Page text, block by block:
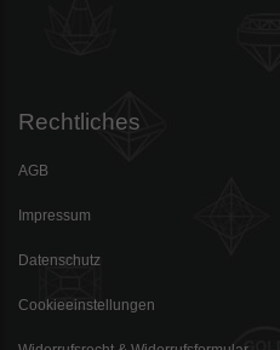
Rechtliches
AGB
Impressum
Datenschutz
Cookieeinstellungen